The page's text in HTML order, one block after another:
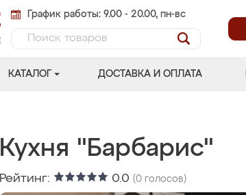
График работы: 9.00 - 20.00, пн-вс
КАТАЛОГ ДОСТАВКА И ОПЛАТА
Кухня "Барбарис"
Рейтинг: 0.0 (0 голосов)